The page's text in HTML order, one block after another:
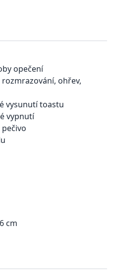
opečení
ohřev,
vysunutí toastu
vypnutí
cm